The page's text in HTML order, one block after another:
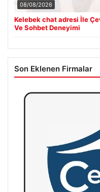
08/08/2026
Kelebek chat adresi İle
Ve Sohbet Deneyimi
Son Eklenen Firmalar